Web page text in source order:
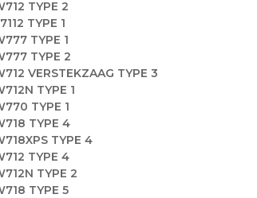
TYPE 2
TYPE 1
TYPE 1
TYPE 2
VERSTEKZAAG TYPE 3
TYPE 1
TYPE 1
TYPE 4
TYPE 4
TYPE 4
TYPE 2
TYPE 5